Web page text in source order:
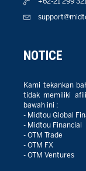
NOTICE
Kami tekankan
tidak memiliki
bawah ini :
- Midtou Global
- Midtou Financial
- OTM Trade
- OTM FX
- OTM Ventures